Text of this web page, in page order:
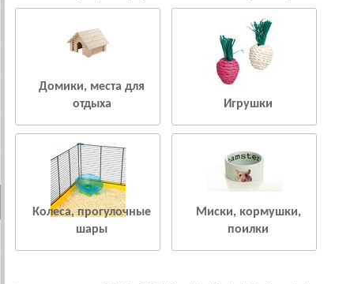
Домики, места для
отдыха
Игрушки
Колеса, прогулочные
шары
Миски, кормушки,
поилки